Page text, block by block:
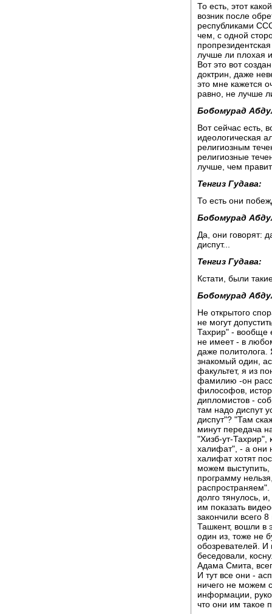
То есть, этот
возник после
республиками
чем, с одной
лучше ли плохая
Вот это вот
доктрин, даже
это мне кажется
равно, не лучше
Бобомурад
Вот сейчас есть,
идеологическая
религиозным
религиозные
лучше, чем
Тенгиз Гудава:
То есть они
Бобомурад
Да, они говорят:
диспут...
Тенгиз Гудава:
Кстати, были
Бобомурад
Не открытого
не могут
Тахрир" - вообще
не имеет - в
даже политолога.
знакомый один,
факультет, я из
фамилию -он
философов,
дипломистов -
там надо диспут
диспут"? "Там
минут передача
"Хизб-ут-Тахрир",
халифат", - а они
халифат хотят
можем
программу
долго тянулось,
им показать
закончили всего
Ташкент, вошли в
один из, тоже не
обозревателей. И
беседовали,
Адама Смита,
И тут все они -
ничего не можем
информации,
что они им такое